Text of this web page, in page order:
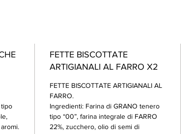
FETTE BISCOTTATE
ARTIGIANALI AL FARRO X2
FETTE BISCOTTATE ARTIGIANALI AL
FARRO.
Ingredienti: Farina di GRANO tenero
tipo “00”, farina integrale di FARRO
22%, zucchero, olio di semi di